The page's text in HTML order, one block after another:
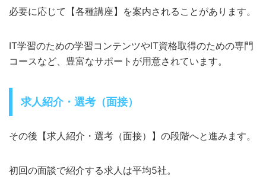
必要に応じて【各種講座】を案内されることがあります。
IT学習のための学習コンテンツやIT資格取得のための専門
コースなど、豊富なサポートが用意されています。
求人紹介・選考（面接）
その後【求人紹介・選考（面接）】の段階へと進みます。
初回の面談で紹介する求人は平均5社。